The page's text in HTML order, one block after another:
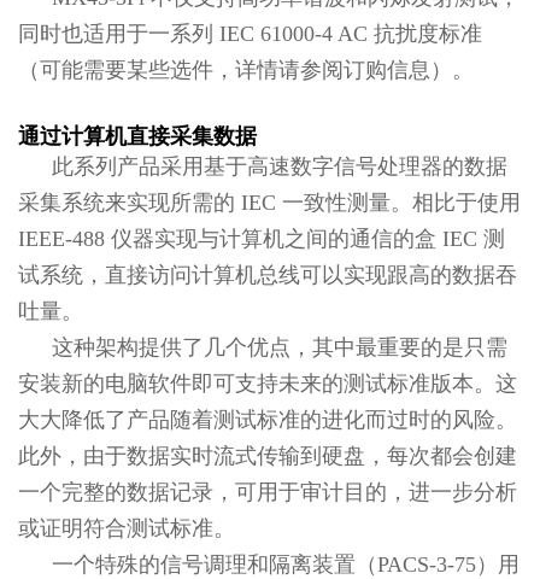
同时也适用于一系列 IEC 61000-4 AC 抗扰度标准
（可能需要某些选件，详情请参阅订购信息）。
通过计算机直接采集数据
此系列产品采用基于高速数字信号处理器的数据
采集系统来实现所需的 IEC 一致性测量。相比于使用
IEEE-488 仪器实现与计算机之间的通信的盒 IEC 测
试系统，直接访问计算机总线可以实现跟高的数据吞
吐量。
这种架构提供了几个优点，其中最重要的是只需
安装新的电脑软件即可支持未来的测试标准版本。这
大大降低了产品随着测试标准的进化而过时的风险。
此外，由于数据实时流式传输到硬盘，每次都会创建
一个完整的数据记录，可用于审计目的，进一步分析
或证明符合测试标准。
一个特殊的信号调理和隔离装置（PACS-3-75）用